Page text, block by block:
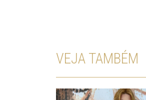
VEJA TAMBÉM